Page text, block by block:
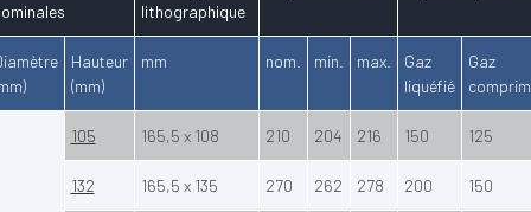
lithographique
Hauteur
(mm)
mm nom. min. max.
Gaz
liquéfié
Gaz
105 165,5 x 108 210 204 216 150 125
132 165,5 x 135 270 262 278 200 150